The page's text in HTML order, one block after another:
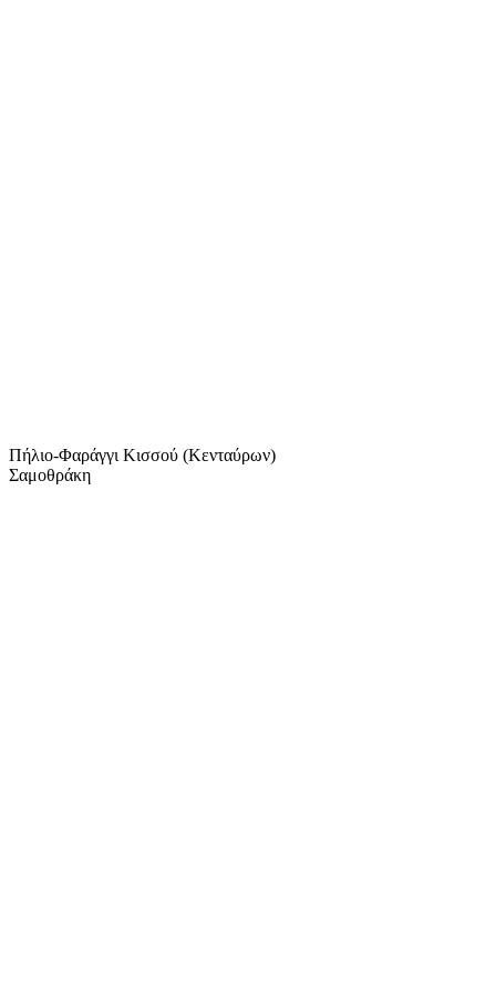
Πήλιο-Φαράγγι Κισσού (Κενταύρων)
Σαμοθράκη